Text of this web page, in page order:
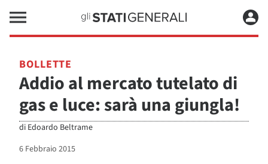
BOLLETTE
Addio al mercato tutelato di
gas e luce: sarà una giungla!
di Edoardo Beltrame
6 Febbraio 2015